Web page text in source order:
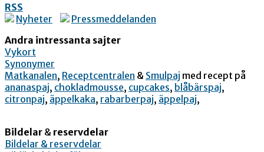
RSS
Nyheter
Pressmeddelanden
Andra intressanta sajter
Vykort
Synonymer
Matkanalen, Receptcentralen & Smulpaj med recept på
ananaspaj, chokladmousse, cupcakes, blåbärspaj,
citronpaj, äppelkaka, rabarberpaj, äppelpaj,
Bildelar & reservdelar
Bildelar & reservdelar